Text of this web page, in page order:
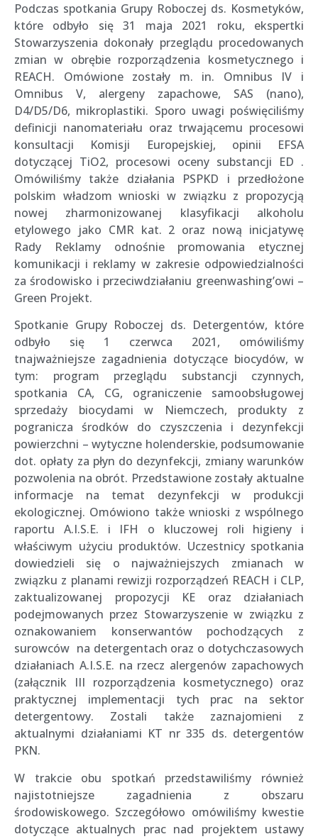
Podczas spotkania Grupy Roboczej ds. Kosmetyków,
które odbyło się 31 maja 2021 roku, ekspertki
Stowarzyszenia dokonały przeglądu procedowanych
zmian w obrębie rozporządzenia kosmetycznego i
REACH. Omówione zostały m. in. Omnibus IV i
Omnibus V, alergeny zapachowe, SAS (nano),
D4/D5/D6, mikroplastiki. Sporo uwagi poświęciliśmy
definicji nanomateriału oraz trwającemu procesowi
konsultacji Komisji Europejskiej, opinii EFSA
dotyczącej TiO2, procesowi oceny substancji ED .
Omówiliśmy także działania PSPKD i przedłożone
polskim władzom wnioski w związku z propozycją
nowej zharmonizowanej klasyfikacji alkoholu
etylowego jako CMR kat. 2 oraz nową inicjatywę
Rady Reklamy odnośnie promowania etycznej
komunikacji i reklamy w zakresie odpowiedzialności
za środowisko i przeciwdziałaniu greenwashing’owi –
Green Projekt.
Spotkanie Grupy Roboczej ds. Detergentów, które
odbyło się 1 czerwca 2021, omówiliśmy
tnajważniejsze zagadnienia dotyczące biocydów, w
tym: program przeglądu substancji czynnych,
spotkania CA, CG, ograniczenie samoobsługowej
sprzedaży biocydami w Niemczech, produkty z
pogranicza środków do czyszczenia i dezynfekcji
powierzchni – wytyczne holenderskie, podsumowanie
dot. opłaty za płyn do dezynfekcji, zmiany warunków
pozwolenia na obrót. Przedstawione zostały aktualne
informacje na temat dezynfekcji w produkcji
ekologicznej. Omówiono także wnioski z wspólnego
raportu A.I.S.E. i IFH o kluczowej roli higieny i
właściwym użyciu produktów. Uczestnicy spotkania
dowiedzieli się o najważniejszych zmianach w
związku z planami rewizji rozporządzeń REACH i CLP,
zaktualizowanej propozycji KE oraz działaniach
podejmowanych przez Stowarzyszenie w związku z
oznakowaniem konserwantów pochodzących z
surowców na detergentach oraz o dotychczasowych
działaniach A.I.S.E. na rzecz alergenów zapachowych
(załącznik III rozporządzenia kosmetycznego) oraz
praktycznej implementacji tych prac na sektor
detergentowy. Zostali także zaznajomieni z
aktualnymi działaniami KT nr 335 ds. detergentów
PKN.
W trakcie obu spotkań przedstawiliśmy również
najistotniejsze zagadnienia z obszaru
środowiskowego. Szczegółowo omówiliśmy kwestie
dotyczące aktualnych prac nad projektem ustawy